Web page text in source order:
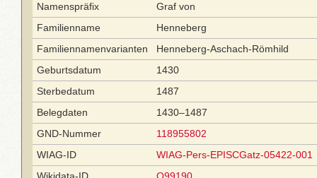
Namenspräfix
Graf von
Familienname
Henneberg
Familiennamenvarianten
Henneberg-Aschach-Römhild
Geburtsdatum
1430
Sterbedatum
1487
Belegdaten
1430–1487
GND-Nummer
118955802
WIAG-ID
WIAG-Pers-EPISCGatz-05422-001